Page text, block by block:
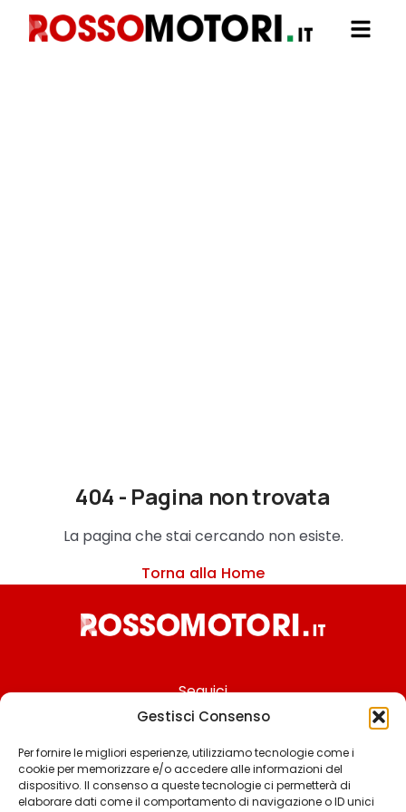
Gestisci Consenso
Per fornire le migliori esperienze, utilizziamo tecnologie come i
cookie per memorizzare e/o accedere alle informazioni del
dispositivo. Il consenso a queste tecnologie ci permetterà di
elaborare dati come il comportamento di navigazione o ID unici
404 - Pagina non trovata
La pagina che stai cercando non esiste.
Torna alla Home
Seguici
Chi siamo